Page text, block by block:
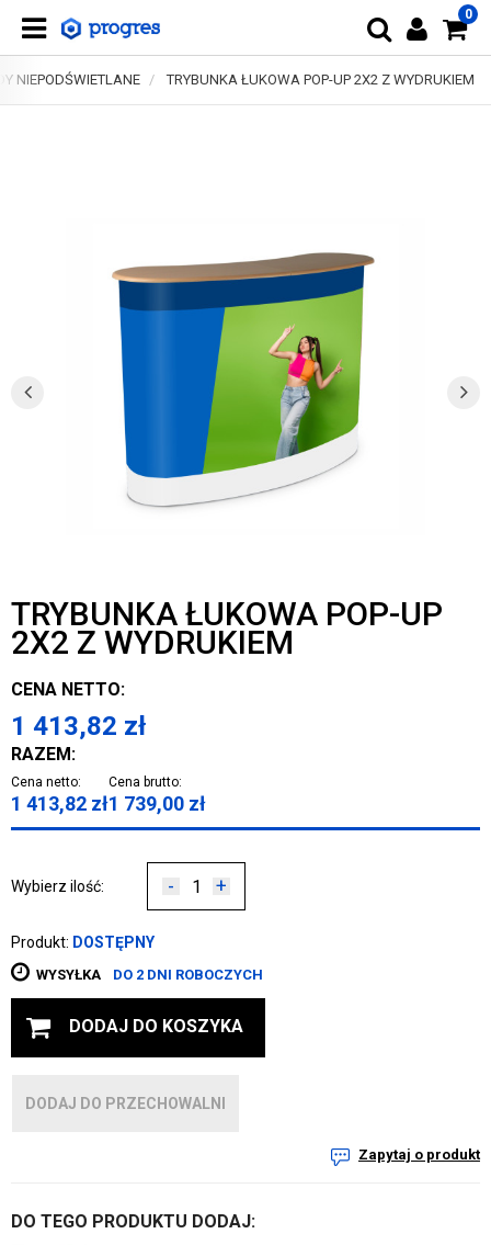
0
NIEPODŚWIETLANE TRYBUNKA ŁUKOWA POP-UP 2X2 Z WYDRUKIEM
TRYBUNKA ŁUKOWA POP-UP
2X2 Z WYDRUKIEM
CENA NETTO:
1 413,82 zł
RAZEM:
Cena netto:
1 413,82 zł
Cena brutto:
1 739,00 zł
Wybierz ilość: - +
Produkt: DOSTĘPNY
WYSYŁKA DO 2 DNI ROBOCZYCH
DODAJ DO KOSZYKA
DODAJ DO PRZECHOWALNI
Zapytaj o produkt
DO TEGO PRODUKTU DODAJ: